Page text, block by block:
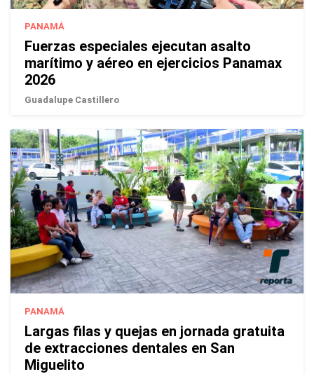
PANAMÁ
Fuerzas especiales ejecutan asalto
marítimo y aéreo en ejercicios Panamax
2026
Guadalupe Castillero
PANAMÁ
Largas filas y quejas en jornada gratuita
de extracciones dentales en San
Miguelito